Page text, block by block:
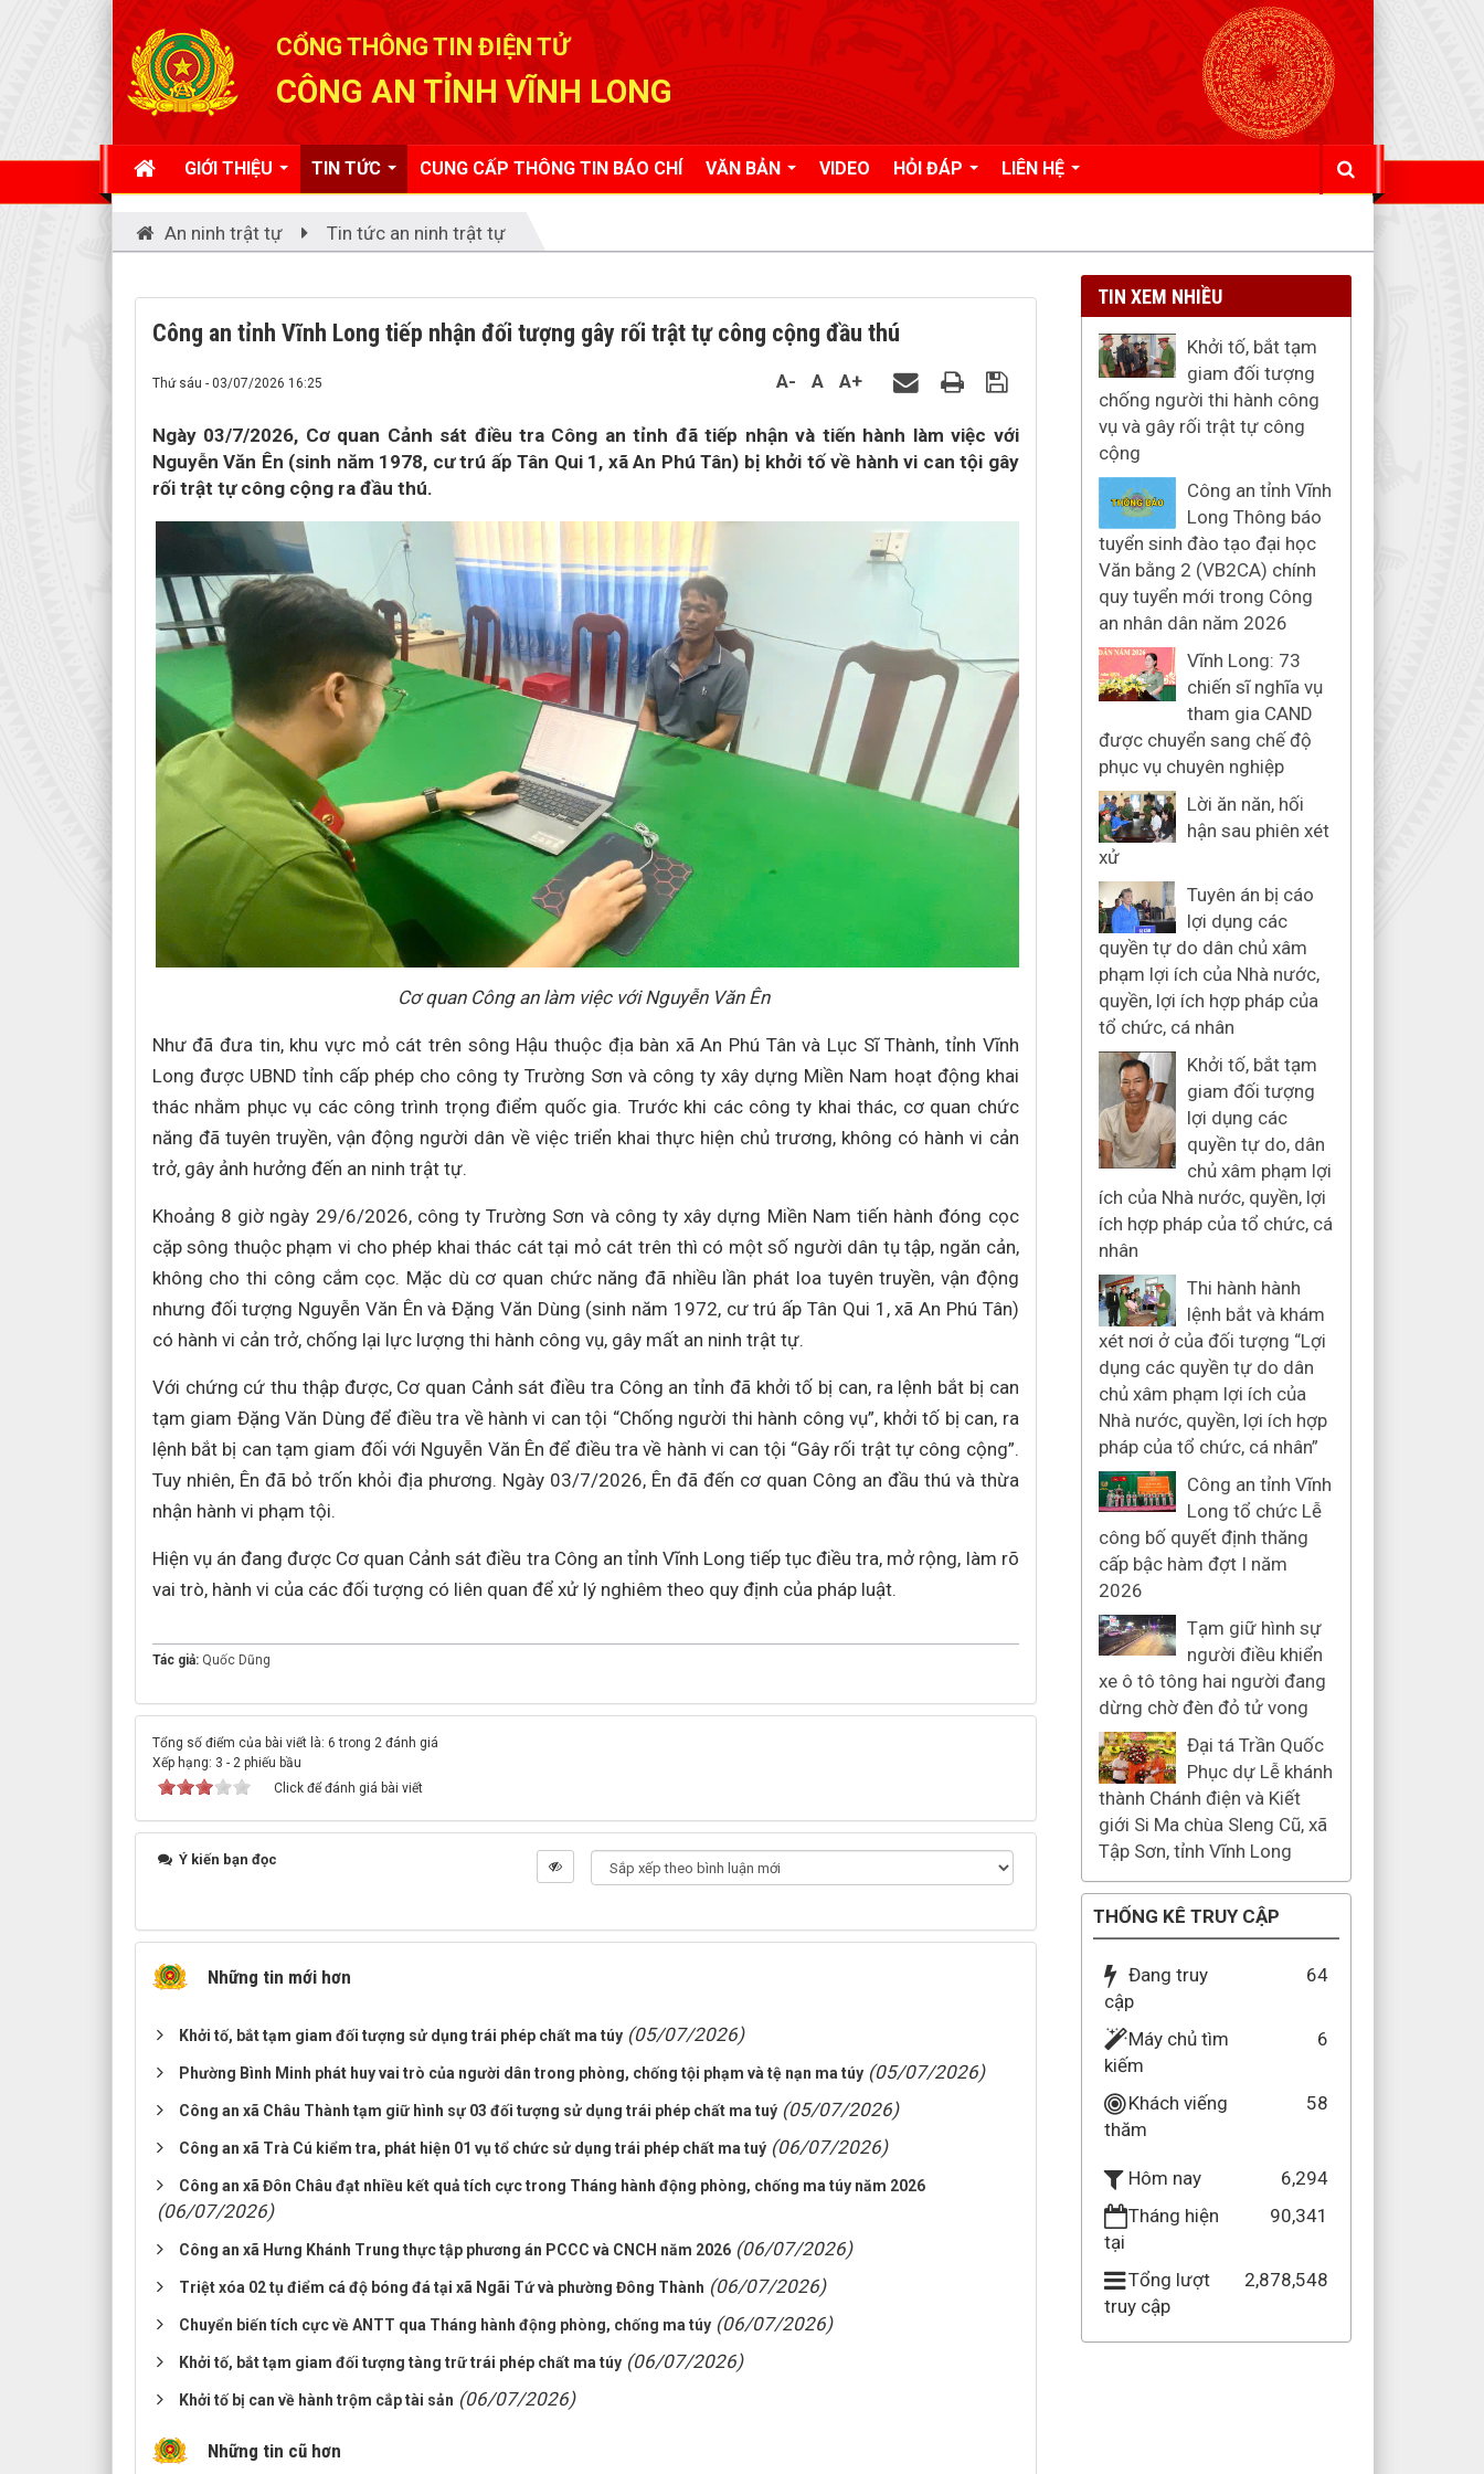
CỔNG THÔNG TIN ĐIỆN TỬ
CÔNG AN TỈNH VĨNH LONG
GIỚI THIỆU TIN TỨC CUNG CẤP THÔNG TIN BÁO CHÍ VĂN BẢN VIDEO HỎI ĐÁP LIÊN HỆ
An ninh trật tự Tin tức an ninh trật tự
Công an tỉnh Vĩnh Long tiếp nhận đối tượng gây rối trật tự công cộng đầu thú
Thứ sáu - 03/07/2026 16:25 A- A A+
Ngày 03/7/2026, Cơ quan Cảnh sát điều tra Công an tỉnh đã tiếp nhận và tiến hành làm việc với
Nguyễn Văn Ên (sinh năm 1978, cư trú ấp Tân Qui 1, xã An Phú Tân) bị khởi tố về hành vi can tội gây
rối trật tự công cộng ra đầu thú.
Cơ quan Công an làm việc với Nguyễn Văn Ên
Như đã đưa tin, khu vực mỏ cát trên sông Hậu thuộc địa bàn xã An Phú Tân và Lục Sĩ Thành, tỉnh Vĩnh
Long được UBND tỉnh cấp phép cho công ty Trường Sơn và công ty xây dựng Miền Nam hoạt động khai
thác nhằm phục vụ các công trình trọng điểm quốc gia. Trước khi các công ty khai thác, cơ quan chức
năng đã tuyên truyền, vận động người dân về việc triển khai thực hiện chủ trương, không có hành vi cản
trở, gây ảnh hưởng đến an ninh trật tự.
Khoảng 8 giờ ngày 29/6/2026, công ty Trường Sơn và công ty xây dựng Miền Nam tiến hành đóng cọc
cặp sông thuộc phạm vi cho phép khai thác cát tại mỏ cát trên thì có một số người dân tụ tập, ngăn cản,
không cho thi công cắm cọc. Mặc dù cơ quan chức năng đã nhiều lần phát loa tuyên truyền, vận động
nhưng đối tượng Nguyễn Văn Ên và Đặng Văn Dùng (sinh năm 1972, cư trú ấp Tân Qui 1, xã An Phú Tân)
có hành vi cản trở, chống lại lực lượng thi hành công vụ, gây mất an ninh trật tự.
Với chứng cứ thu thập được, Cơ quan Cảnh sát điều tra Công an tỉnh đã khởi tố bị can, ra lệnh bắt bị can
tạm giam Đặng Văn Dùng để điều tra về hành vi can tội “Chống người thi hành công vụ”, khởi tố bị can, ra
lệnh bắt bị can tạm giam đối với Nguyễn Văn Ên để điều tra về hành vi can tội “Gây rối trật tự công cộng”.
Tuy nhiên, Ên đã bỏ trốn khỏi địa phương. Ngày 03/7/2026, Ên đã đến cơ quan Công an đầu thú và thừa
nhận hành vi phạm tội.
Hiện vụ án đang được Cơ quan Cảnh sát điều tra Công an tỉnh Vĩnh Long tiếp tục điều tra, mở rộng, làm rõ
vai trò, hành vi của các đối tượng có liên quan để xử lý nghiêm theo quy định của pháp luật.
Tác giả: Quốc Dũng
Tổng số điểm của bài viết là: 6 trong 2 đánh giá
Xếp hạng: 3 - 2phiếu bầu
Click để đánh giá bài viết
Ý kiến bạn đọc
Những tin mới hơn
Khởi tố, bắt tạm giam đối tượng sử dụng trái phép chất ma túy (05/07/2026)
Phường Bình Minh phát huy vai trò của người dân trong phòng, chống tội phạm và tệ nạn ma túy (05/07/2026)
Công an xã Châu Thành tạm giữ hình sự 03 đối tượng sử dụng trái phép chất ma tuý (05/07/2026)
Công an xã Trà Cú kiểm tra, phát hiện 01 vụ tổ chức sử dụng trái phép chất ma tuý (06/07/2026)
Công an xã Đôn Châu đạt nhiều kết quả tích cực trong Tháng hành động phòng, chống ma túy năm 2026
(06/07/2026)
Công an xã Hưng Khánh Trung thực tập phương án PCCC và CNCH năm 2026 (06/07/2026)
Triệt xóa 02 tụ điểm cá độ bóng đá tại xã Ngãi Tứ và phường Đông Thành (06/07/2026)
Chuyển biến tích cực về ANTT qua Tháng hành động phòng, chống ma túy (06/07/2026)
Khởi tố, bắt tạm giam đối tượng tàng trữ trái phép chất ma túy (06/07/2026)
Khởi tố bị can về hành trộm cắp tài sản (06/07/2026)
Những tin cũ hơn
TIN XEM NHIỀU
Khởi tố, bắt tạm
giam đối tượng
chống người thi hành công
vụ và gây rối trật tự công
cộng
Công an tỉnh Vĩnh
Long Thông báo
tuyển sinh đào tạo đại học
Văn bằng 2 (VB2CA) chính
quy tuyển mới trong Công
an nhân dân năm 2026
Vĩnh Long: 73
chiến sĩ nghĩa vụ
tham gia CAND
được chuyển sang chế độ
phục vụ chuyên nghiệp
Lời ăn năn, hối
hận sau phiên xét
xử
Tuyên án bị cáo
lợi dụng các
quyền tự do dân chủ xâm
phạm lợi ích của Nhà nước,
quyền, lợi ích hợp pháp của
tổ chức, cá nhân
Khởi tố, bắt tạm
giam đối tượng
lợi dụng các
quyền tự do, dân
chủ xâm phạm lợi
ích của Nhà nước, quyền, lợi
ích hợp pháp của tổ chức, cá
nhân
Thi hành hành
lệnh bắt và khám
xét nơi ở của đối tượng “Lợi
dụng các quyền tự do dân
chủ xâm phạm lợi ích của
Nhà nước, quyền, lợi ích hợp
pháp của tổ chức, cá nhân”
Công an tỉnh Vĩnh
Long tổ chức Lễ
công bố quyết định thăng
cấp bậc hàm đợt I năm
2026
Tạm giữ hình sự
người điều khiển
xe ô tô tông hai người đang
dừng chờ đèn đỏ tử vong
Đại tá Trần Quốc
Phục dự Lễ khánh
thành Chánh điện và Kiết
giới Si Ma chùa Sleng Cũ, xã
Tập Sơn, tỉnh Vĩnh Long
THỐNG KÊ TRUY CẬP
Đang truy
cập
64
Máy chủ tìm
kiếm
6
Khách viếng
thăm
58
Hôm nay
6,294
Tháng hiện
tại
90,341
Tổng lượt
truy cập
2,878,548